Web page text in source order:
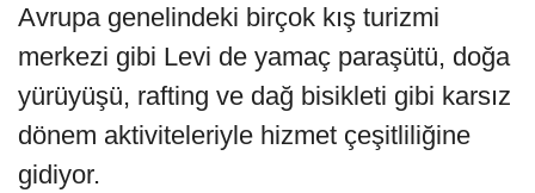
Avrupa genelindeki birçok kış turizmi
merkezi gibi Levi de yamaç paraşütü, doğa
yürüyüşü, rafting ve dağ bisikleti gibi karsız
dönem aktiviteleriyle hizmet çeşitliliğine
gidiyor.